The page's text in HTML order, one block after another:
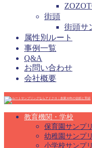
街頭
街頭サ
属性別ルート
事例一覧
Q&A
お問い合わせ
会社概要
教育機関・学校
保育園サンプ
幼稚園サンプ
小学校サンプ